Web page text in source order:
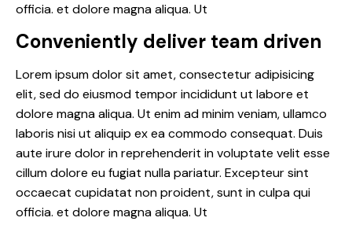
officia. et dolore magna aliqua. Ut
Conveniently deliver team driven
Lorem ipsum dolor sit amet, consectetur adipisicing
elit, sed do eiusmod tempor incididunt ut labore et
dolore magna aliqua. Ut enim ad minim veniam, ullamco
laboris nisi ut aliquip ex ea commodo consequat. Duis
aute irure dolor in reprehenderit in voluptate velit esse
cillum dolore eu fugiat nulla pariatur. Excepteur sint
occaecat cupidatat non proident, sunt in culpa qui
officia. et dolore magna aliqua. Ut